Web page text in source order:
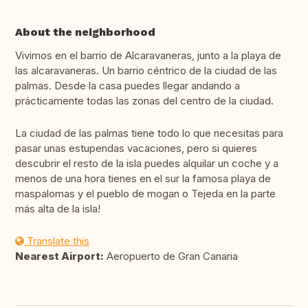
About the neighborhood
Vivimos en el barrio de Alcaravaneras, junto a la playa de
las alcaravaneras. Un barrio céntrico de la ciudad de las
palmas. Desde la casa puedes llegar andando a
prácticamente todas las zonas del centro de la ciudad.
La ciudad de las palmas tiene todo lo que necesitas para
pasar unas estupendas vacaciones, pero si quieres
descubrir el resto de la isla puedes alquilar un coche y a
menos de una hora tienes en el sur la famosa playa de
maspalomas y el pueblo de mogan o Tejeda en la parte
más alta de la isla!
Translate this
Nearest Airport: Aeropuerto de Gran Canaria